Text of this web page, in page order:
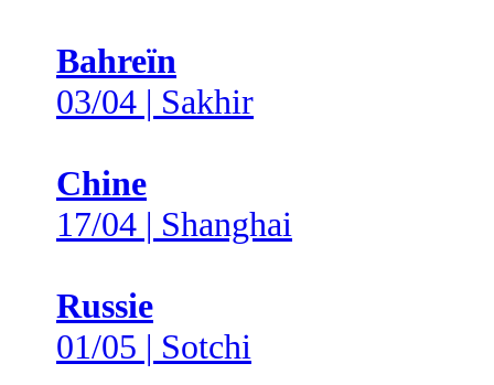
Bahreïn
03/04 | Sakhir
Chine
17/04 | Shanghai
Russie
01/05 | Sotchi